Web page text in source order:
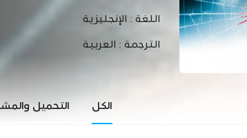
اللغة : الإنجليزية
الترجمة : العربية
الكل التحميل